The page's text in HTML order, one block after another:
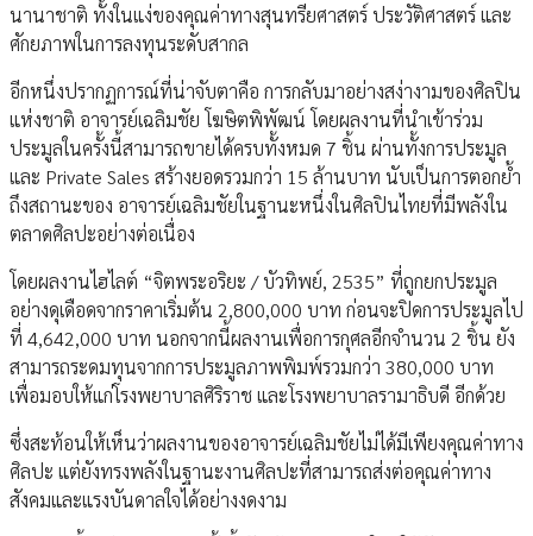
นานาชาติ ทั้งในแง่ของคุณค่าทางสุนทรียศาสตร์ ประวัติศาสตร์ และ
ศักยภาพในการลงทุนระดับสากล
อีกหนึ่งปรากฏการณ์ที่น่าจับตาคือ การกลับมาอย่างสง่างามของศิลปิน
แห่งชาติ อาจารย์เฉลิมชัย โฆษิตพิพัฒน์ โดยผลงานที่นำเข้าร่วม
ประมูลในครั้งนี้สามารถขายได้ครบทั้งหมด 7 ชิ้น ผ่านทั้งการประมูล
และ Private Sales สร้างยอดรวมกว่า 15 ล้านบาท นับเป็นการตอกย้ำ
ถึงสถานะของ อาจารย์เฉลิมชัยในฐานะหนึ่งในศิลปินไทยที่มีพลังใน
ตลาดศิลปะอย่างต่อเนื่อง
โดยผลงานไฮไลต์ “จิตพระอริยะ / บัวทิพย์, 2535” ที่ถูกยกประมูล
อย่างดุเดือดจากราคาเริ่มต้น 2,800,000 บาท ก่อนจะปิดการประมูลไป
ที่ 4,642,000 บาท นอกจากนี้ผลงานเพื่อการกุศลอีกจำนวน 2 ชิ้น ยัง
สามารถระดมทุนจากการประมูลภาพพิมพ์รวมกว่า 380,000 บาท
เพื่อมอบให้แก่โรงพยาบาลศิริราช และโรงพยาบาลรามาธิบดี อีกด้วย
ซึ่งสะท้อนให้เห็นว่าผลงานของอาจารย์เฉลิมชัยไม่ได้มีเพียงคุณค่าทาง
ศิลปะ แต่ยังทรงพลังในฐานะงานศิลปะที่สามารถส่งต่อคุณค่าทาง
สังคมและแรงบันดาลใจได้อย่างงดงาม